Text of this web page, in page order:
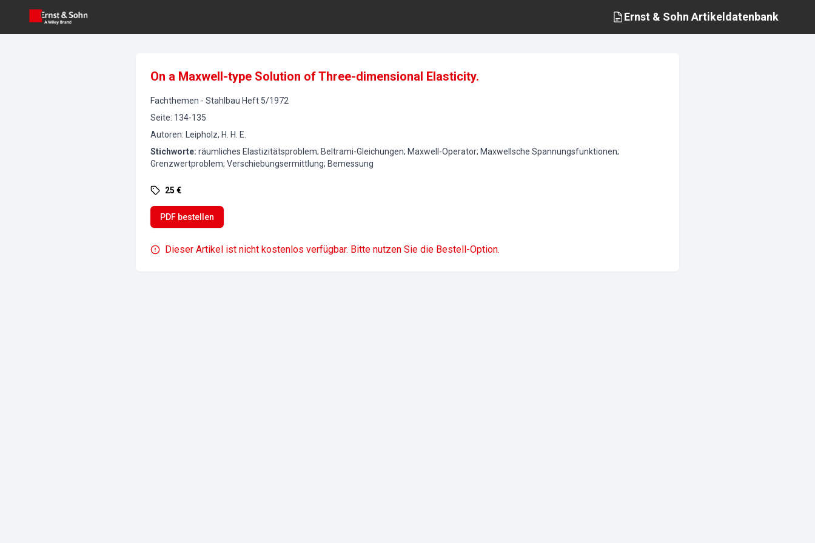
Ernst & Sohn Artikeldatenbank
On a Maxwell-type Solution of Three-dimensional Elasticity.
Fachthemen - Stahlbau Heft 5/1972
Seite: 134-135
Autoren:
Leipholz, H. H. E.
Stichworte: räumliches Elastizitätsproblem; Beltrami-Gleichungen; Maxwell-Operator; Maxwellsche Spannungsfunktionen;
Grenzwertproblem; Verschiebungsermittlung; Bemessung
25 €
PDF bestellen
Dieser Artikel ist nicht kostenlos verfügbar. Bitte nutzen Sie die Bestell-Option.